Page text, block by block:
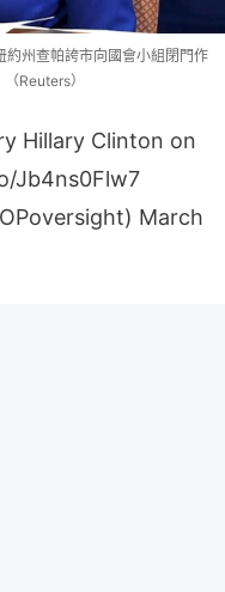
州查帕誇市向國會小組閉門作
Reuters）
Hillary Clinton on
Jb4ns0Flw7
March